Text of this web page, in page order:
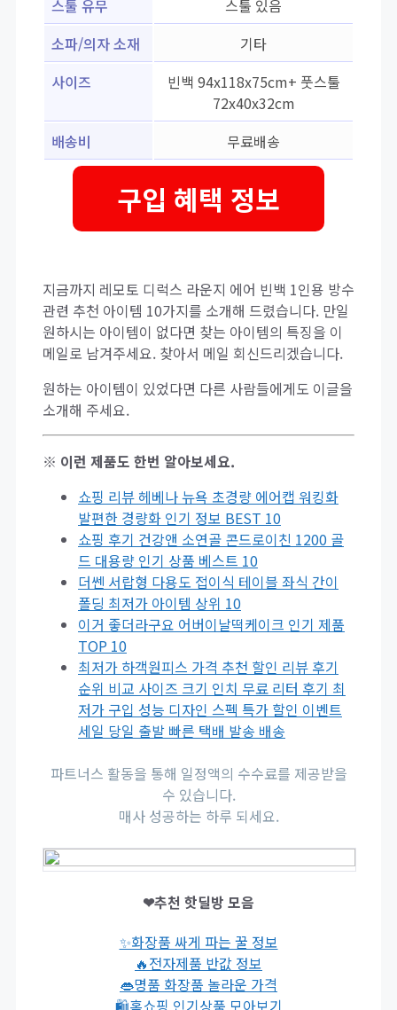
스툴 유무
스툴 있음
소파/의자 소재
기타
사이즈
빈백 94x118x75cm+ 풋스툴
72x40x32cm
배송비
무료배송
구입 혜택 정보
지금까지 레모토 디럭스 라운지 에어 빈백 1인용 방수
관련 추천 아이템 10가지를 소개해 드렸습니다. 만일
원하시는 아이템이 없다면 찾는 아이템의 특징을 이
메일로 남겨주세요. 찾아서 메일 회신드리겠습니다.
원하는 아이템이 있었다면 다른 사람들에게도 이글을
소개해 주세요.
※ 이런 제품도 한번 알아보세요.
쇼핑 리뷰 헤베나 뉴욕 초경량 에어캡 워킹화
발편한 경량화 인기 정보 BEST 10
쇼핑 후기 건강앤 소연골 콘드로이친 1200 골
드 대용량 인기 상품 베스트 10
더쎈 서랍형 다용도 접이식 테이블 좌식 간이
폴딩 최저가 아이템 상위 10
이거 좋더라구요 어버이날떡케이크 인기 제품
TOP 10
최저가 하객원피스 가격 추천 할인 리뷰 후기
순위 비교 사이즈 크기 인치 무료 리터 후기 최
저가 구입 성능 디자인 스펙 특가 할인 이벤트
세일 당일 출발 빠른 택배 발송 배송
파트너스 활동을 통해 일정액의 수수료를 제공받을
수 있습니다.
매사 성공하는 하루 되세요.
❤추천 핫딜방 모음
✨화장품 싸게 파는 꿀 정보
🔥전자제품 반값 정보
👄명품 화장품 놀라운 가격
🛍홈쇼핑 인기상품 모아보기